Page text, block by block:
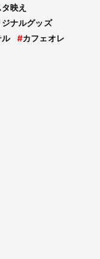
映え
ナルグッズ
ル #カフェオレ